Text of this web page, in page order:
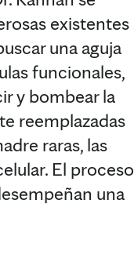
existentes
una aguja
funcionales,
y bombear la
reemplazadas
raras, las
El proceso
una